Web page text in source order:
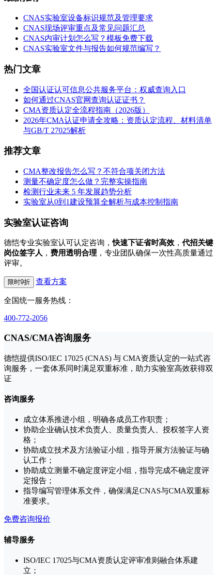
CNAS实验室设备标识规范及管理要求
CNAS现场评审重点及常见问题汇总
CNAS内审计划怎么写？模板免费下载
CNAS实验室文件与报告如何规范编写？
热门文章
全国认证认可信息公共服务平台：权威查询入口
如何通过CNAS官网查询认证证书？
CMA资质认定全流程指南（2026版）
2026年CMA认证申请全攻略：资质认定流程、材料清单
与GB/T 27025解析
推荐文章
CMA整改报告怎么写？不符合项关闭方法
测量不确定度怎么做？完整实操指南
检测行业未来 5 年发展趋势分析
实验室从0到1建设预算全解析与成本控制指南
实验室认证咨询
德恺专业实验室认可认定咨询，快速下证省时高效 ，代招关键
岗位签字人 ， 费用透明合理 ，专业团队确保一次性高质量通过
评审。
限时9折 查看方案
全国统一服务热线：
400-772-2056
CNAS/CMA咨询服务
德恺提供ISO/IEC 17025 (CNAS) 与 CMA资质认定的一站式咨
询服务，一套体系同时满足双重标准，助力实验室高效获得双
证
咨询服务
成立体系推进小组，明确各成员工作职责；
协助企业确认技术负责人、质量负责人、授权签字人资
格；
协助成立技术及方法验证小组，指导开展方法验证与确
认工作；
协助成立测量不确定度评定小组，指导完成不确定度评
定报告；
指导编写管理体系文件，确保满足CNAS与CMA双重标
准要求。
免费咨询报价
辅导服务
ISO/IEC 17025与CMA资质认定评审准则融合体系建
立；